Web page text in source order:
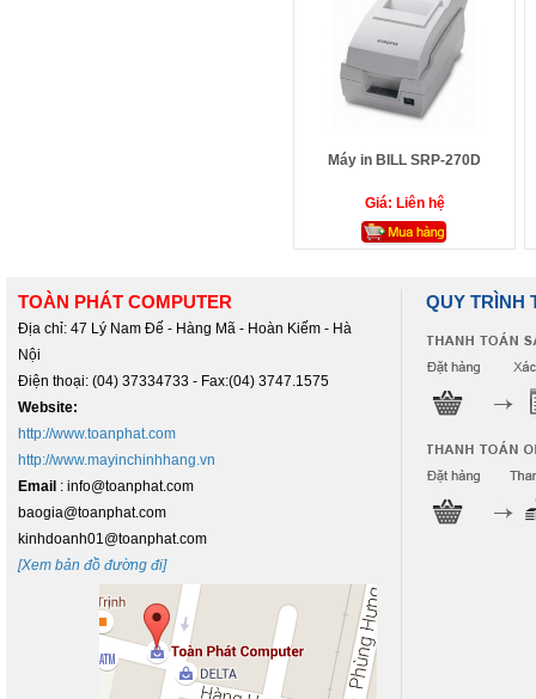
Máy in BILL SRP-270D
Giá: Liên hệ
TOÀN PHÁT COMPUTER
Địa chỉ: 47 Lý Nam Đế - Hàng Mã - Hoàn Kiếm - Hà
Nội
Điện thoại: (04) 37334733 - Fax:(04) 3747.1575
Website:
http://www.toanphat.com
http://www.mayinchinhhang.vn
Email : info@toanphat.com
baogia@toanphat.com
kinhdoanh01@toanphat.com
[Xem bản đồ đường đi]
QUY TRÌNH